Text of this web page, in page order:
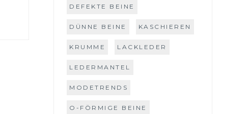
DEFEKTE BEINE
DÜNNE BEINE KASCHIEREN
KRUMME LACKLEDER
LEDERMANTEL
MODETRENDS
O-FÖRMIGE BEINE